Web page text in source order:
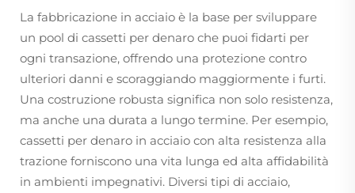
La fabbricazione in acciaio è la base per sviluppare
un pool di cassetti per denaro che puoi fidarti per
ogni transazione, offrendo una protezione contro
ulteriori danni e scoraggiando maggiormente i furti.
Una costruzione robusta significa non solo resistenza,
ma anche una durata a lungo termine. Per esempio,
cassetti per denaro in acciaio con alta resistenza alla
trazione forniscono una vita lunga ed alta affidabilità
in ambienti impegnativi. Diversi tipi di acciaio,